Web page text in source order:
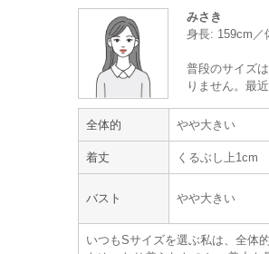
年齢 : 20代
身長 :
165〜169cm
体重 :60～64kg
体型 : 妊娠7ヶ月
【一緒に注文した商品】
Dorry Doll
みさき
身長: 159cm／
普段のサイズ
りません。最
全体的 やや大きい
着丈 くるぶし上1cm
バスト やや大きい
いつもSサイズを選ぶ私は、全体